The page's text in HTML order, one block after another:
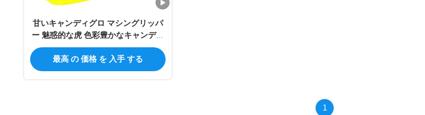
甘いキャンディグロ マシングリッパ
ー 魅惑的な虎 色彩豊かなキャンディ
ディスペンサー
最高 の 価格 を 入手 する
1